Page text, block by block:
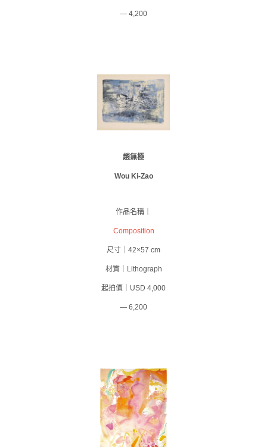
— 4,200
趙無極
Wou Ki-Zao
作品名稱｜
Composition
尺寸｜42×57 cm
材質｜Lithograph
起拍價｜USD 4,000
— 6,200